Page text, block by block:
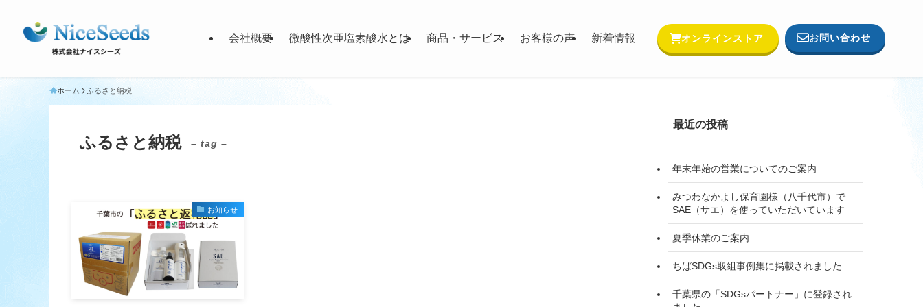
会社概要 微酸性次亜塩素酸水とは 商品・サービス お客様の声 新着情報 オンラインストア お問い合わせ
ホーム ふるさと納税
ふるさと納税 – tag –
お知らせ
最近の投稿
年末年始の営業についてのご案内
みつわなかよし保育園様（八千代市）で
SAE（サエ）を使っていただいています
夏季休業のご案内
ちばSDGs取組事例集に掲載されました
千葉県の「SDGsパートナー」に登録され